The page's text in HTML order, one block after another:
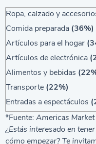
Ropa, calzado y
Comida preparada (36%)
Artículos para el hogar
Artículos de electrónica
Alimentos y bebidas
Transporte (22%)
Entradas a espectáculos
*Fuente: Americas
¿Estás interesado en
cómo empezar? Te